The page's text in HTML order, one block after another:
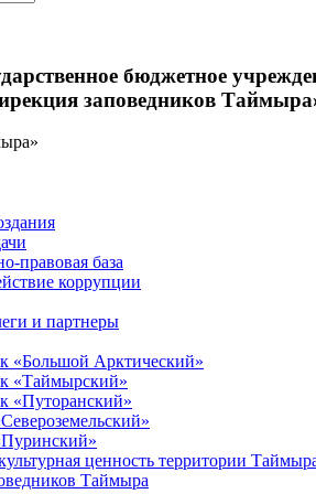
бюджетное
заповедников
правовая база
коррупции
и партнеры
«Большой Арктический»
«Таймырский»
«Путоранский»
ценность территории
Таймыра